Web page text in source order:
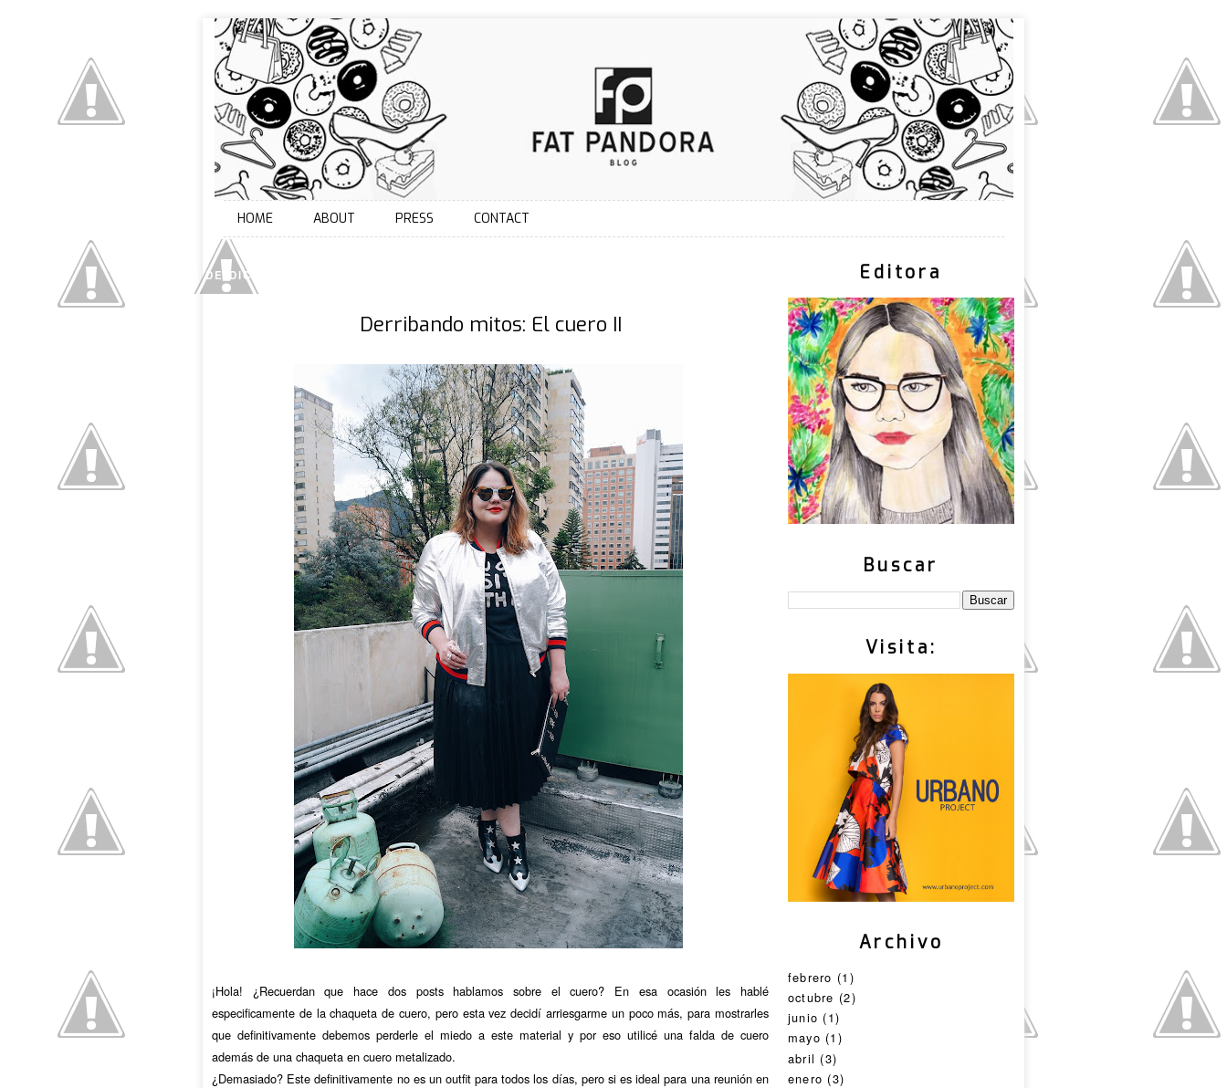
HOME ABOUT PRESS CONTACT
27 DE DICIEMBRE DE 2016
Derribando mitos: El cuero II
¡Hola! ¿Recuerdan que hace dos posts hablamos sobre el cuero? En esa ocasión les hablé
especificamente de la chaqueta de cuero, pero esta vez decidí arriesgarme un poco más, para mostrarles
que definitivamente debemos perderle el miedo a este material y por eso utilicé una falda de cuero
además de una chaqueta en cuero metalizado.
¿Demasiado? Este definitivamente no es un outfit para todos los días, pero si es ideal para una reunión en
Editora
Buscar
Visita:
Archivo
febrero (1)
octubre (2)
junio (1)
mayo (1)
abril (3)
enero (3)